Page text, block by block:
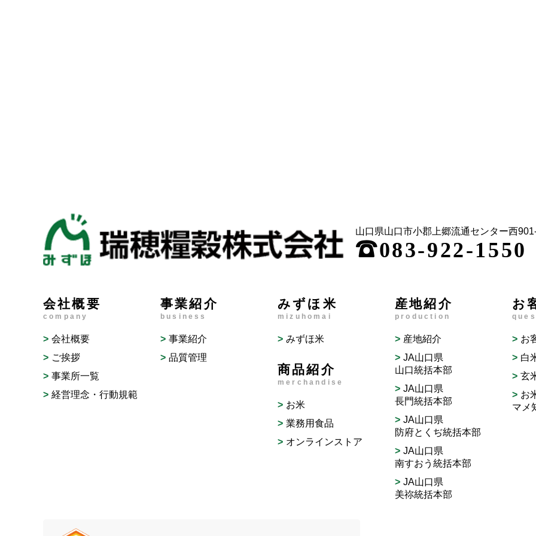
山口県山口市小郡上郷流通センター西
;083-922-1550
会社概要
company
会社概要
ご挨拶
事業所一覧
経営理念・行動規範
事業紹介
business
事業紹介
品質管理
みずほ米
mizuhomai
みずほ米
商品紹介
merchandise
お米
業務用食品
オンラインストア
産地紹介
production
産地紹介
JA山口県
山口統括本部
JA山口県
長門統括本部
JA山口県
防府とくぢ統括本部
JA山口県
南すおう統括本部
JA山口県
美祢統括本部
お
お
白
玄
お
マメ